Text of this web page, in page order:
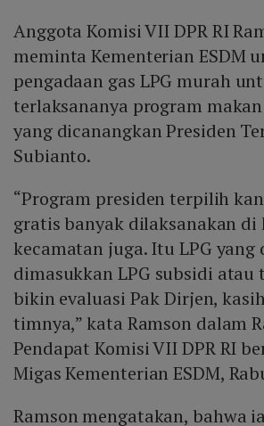
Anggota Komisi VII DPR RI
meminta Kementerian ESDM
pengadaan gas LPG murah
terlaksananya program
yang dicanangkan Presiden
Subianto.
“Program presiden terpilih
gratis banyak dilaksanakan di
kecamatan juga. Itu LPG yang
dimasukkan LPG subsidi atau
bikin evaluasi Pak Dirjen,
timnya,” kata Ramson dalam
Pendapat Komisi VII DPR RI
Migas Kementerian ESDM,
Ramson mengatakan, bahwa ia